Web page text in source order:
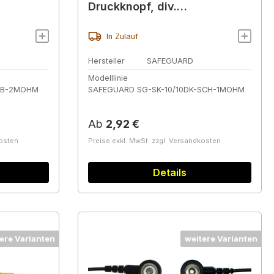
2MOHM
Druckknopf, div.
In Zulauf
Hersteller
SAFEGUARD
Modelllinie
SAFEGUARD SG-SK-10/10DK-SCH-1MOHM
Regulärer Preis:
Ab 2,92 €
Preise exkl. MwSt. zzgl. Versandkosten
Details
Varianten weitere Varianten